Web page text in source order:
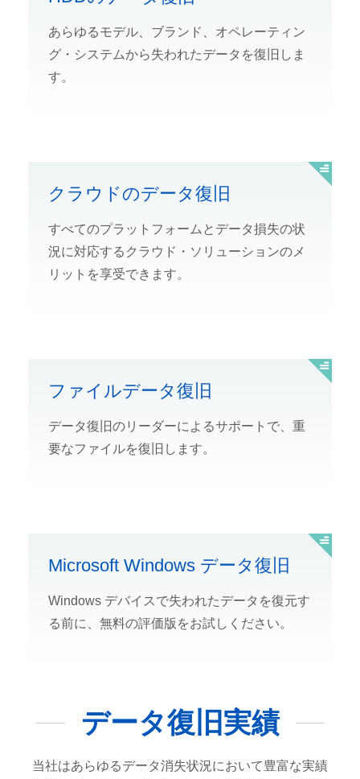
あらゆるモデル、ブランド、オペレーティン
グ・システムから失われたデータを復旧しま
す。
クラウドのデータ復旧
すべてのプラットフォームとデータ損失の状
況に対応するクラウド・ソリューションのメ
リットを享受できます。
ファイルデータ復旧
データ復旧のリーダーによるサポートで、重
要なファイルを復旧します。
Microsoft Windows データ復旧
Windows デバイスで失われたデータを復元す
る前に、無料の評価版をお試しください。
データ復旧実績
当社はあらゆるデータ消失状況において豊富な実績